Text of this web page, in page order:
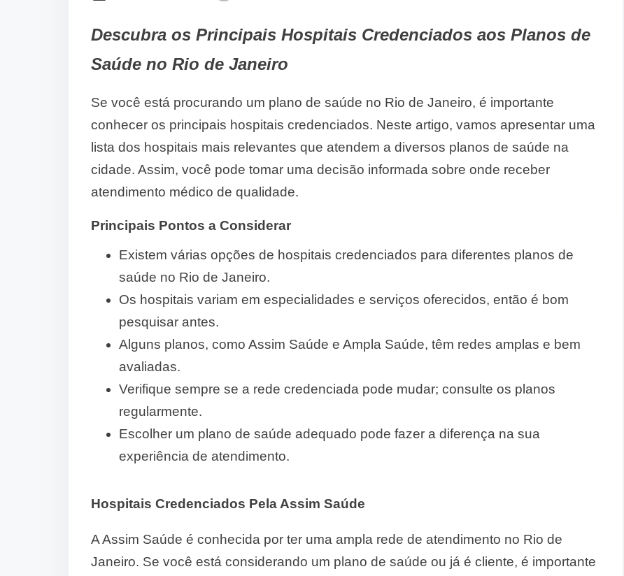
Descubra os Principais Hospitais Credenciados aos Planos de
Saúde no Rio de Janeiro
Se você está procurando um plano de saúde no Rio de Janeiro, é importante
conhecer os principais hospitais credenciados. Neste artigo, vamos apresentar uma
lista dos hospitais mais relevantes que atendem a diversos planos de saúde na
cidade. Assim, você pode tomar uma decisão informada sobre onde receber
atendimento médico de qualidade.
Principais Pontos a Considerar
Existem várias opções de hospitais credenciados para diferentes planos de
saúde no Rio de Janeiro.
Os hospitais variam em especialidades e serviços oferecidos, então é bom
pesquisar antes.
Alguns planos, como Assim Saúde e Ampla Saúde, têm redes amplas e bem
avaliadas.
Verifique sempre se a rede credenciada pode mudar; consulte os planos
regularmente.
Escolher um plano de saúde adequado pode fazer a diferença na sua
experiência de atendimento.
Hospitais Credenciados Pela Assim Saúde
A Assim Saúde é conhecida por ter uma ampla rede de atendimento no Rio de
Janeiro. Se você está considerando um plano de saúde ou já é cliente, é importante